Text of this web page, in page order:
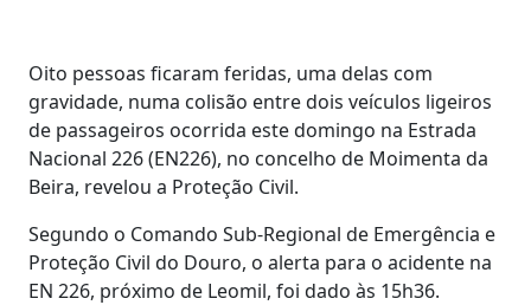
Oito pessoas ficaram feridas, uma delas com
gravidade, numa colisão entre dois veículos ligeiros
de passageiros ocorrida este domingo na Estrada
Nacional 226 (EN226), no concelho de Moimenta da
Beira, revelou a Proteção Civil.
Segundo o Comando Sub-Regional de Emergência e
Proteção Civil do Douro, o alerta para o acidente na
EN 226, próximo de Leomil, foi dado às 15h36.